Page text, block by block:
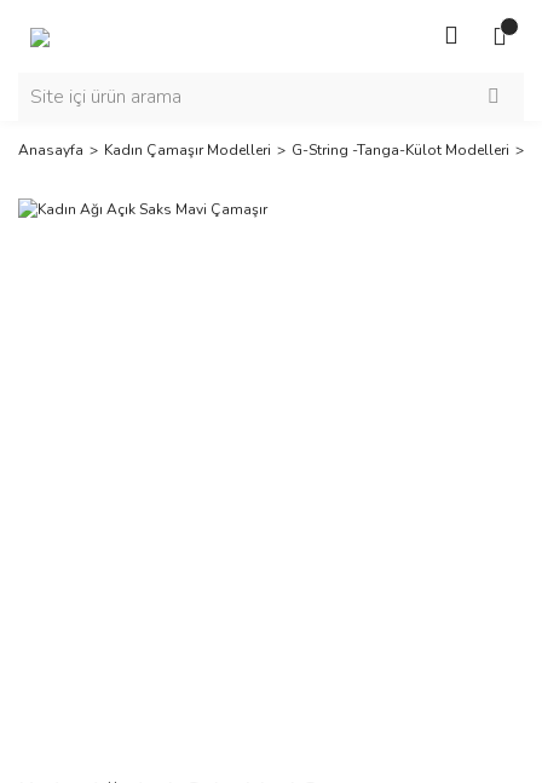
Anasayfa Kadın Çamaşır Modelleri G-String -Tanga-Külot Modelleri